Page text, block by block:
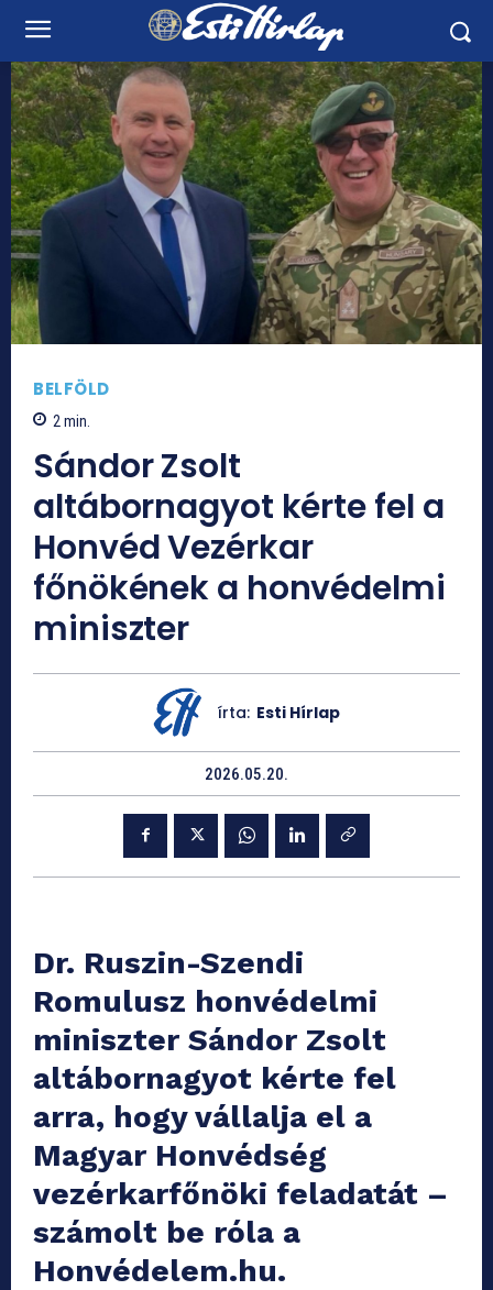
BELFÖLD
2 min.
Sándor Zsolt
altábornagyot kérte fel a
Honvéd Vezérkar
főnökének a honvédelmi
miniszter
írta: Esti Hírlap
2026.05.20.
Dr. Ruszin-Szendi
Romulusz honvédelmi
miniszter Sándor Zsolt
altábornagyot kérte fel
arra, hogy vállalja el a
Magyar Honvédség
vezérkarfőnöki feladatát –
számolt be róla a
Honvédelem.hu.